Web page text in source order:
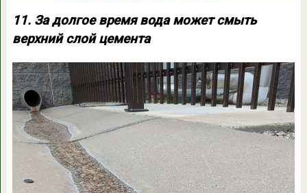
11. За долгое время вода может смыть
верхний слой цемента